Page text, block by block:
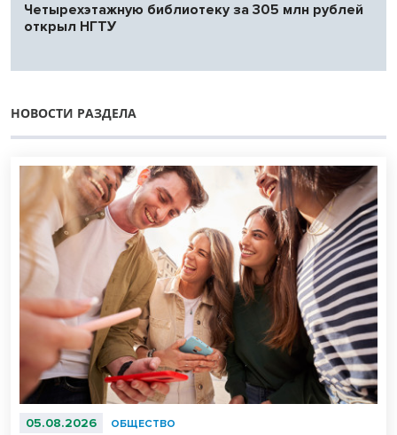
Четырехэтажную библиотеку за 305 млн рублей
открыл НГТУ
НОВОСТИ РАЗДЕЛА
05.08.2026 ОБЩЕСТВО